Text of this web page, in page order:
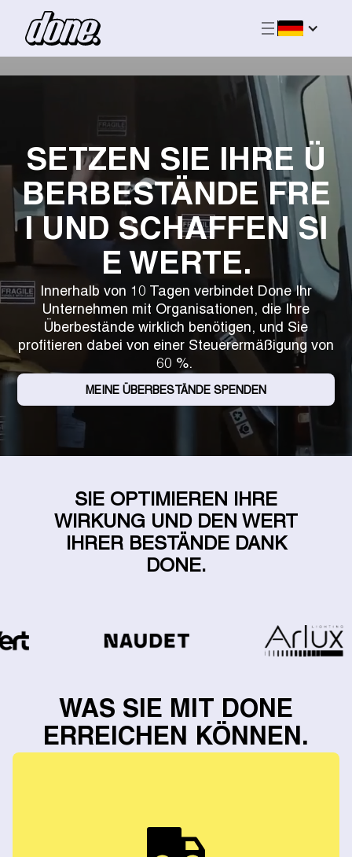
SETZEN SIE IHRE Ü
BERBESTÄNDE FRE
I UND SCHAFFEN SI
E WERTE.
Innerhalb von 10 Tagen verbindet Done Ihr
Unternehmen mit Organisationen, die Ihre
Überbestände wirklich benötigen, und Sie
profitieren dabei von einer Steuerermäßigung von
60 %.
MEINE ÜBERBESTÄNDE SPENDEN
SIE OPTIMIEREN IHRE
WIRKUNG UND DEN WERT
IHRER BESTÄNDE DANK
DONE.
WAS SIE MIT DONE
ERREICHEN KÖNNEN.